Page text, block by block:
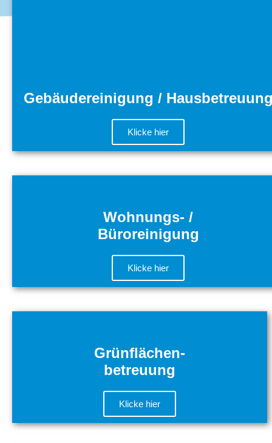
Gebäudereinigung /
Klicke hier
Wohnungs- /
Büroreinigung
Klicke hier
Grünflächen-
betreuung
Klicke hier